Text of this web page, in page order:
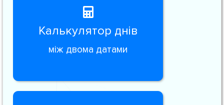
Калькулятор днів
між двома датами